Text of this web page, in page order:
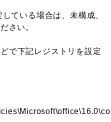
いる場合は、未構成、
さい。
で下記レジストリを設定